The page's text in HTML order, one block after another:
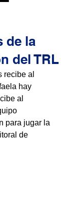
de la
del TRL
recibe al
hay
al
para jugar la
de